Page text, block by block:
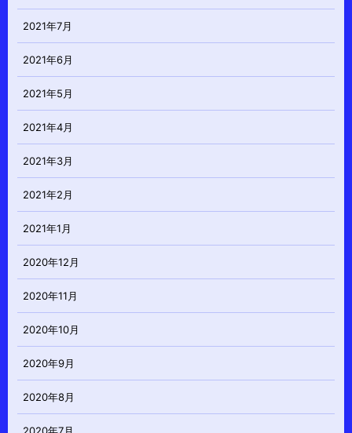
2021年7月
2021年6月
2021年5月
2021年4月
2021年3月
2021年2月
2021年1月
2020年12月
2020年11月
2020年10月
2020年9月
2020年8月